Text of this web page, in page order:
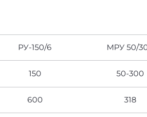
РУ-150/6 МРУ 50/
150 50-300
600 318